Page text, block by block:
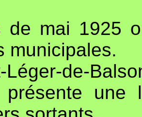
de mai 1925
municipales.
Léger-de-
présente